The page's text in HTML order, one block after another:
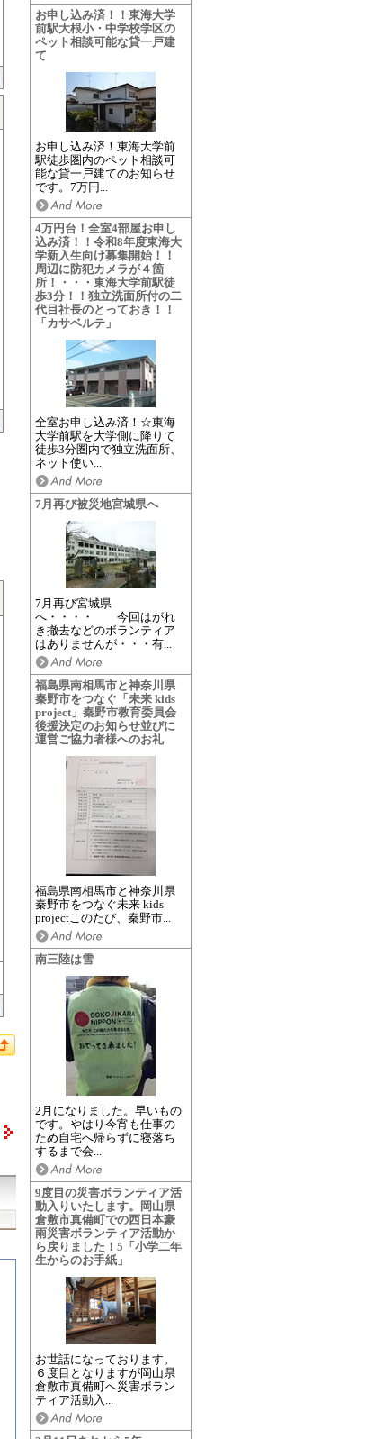
お申し込み済！！東海大学
前駅大根小・中学校学区の
ペット相談可能な貸一戸建
て
お申し込み済！東海大学前
駅徒歩圏内のペット相談可
能な貸一戸建てのお知らせ
です。7万円...
4万円台！全室4部屋お申し
込み済！！令和8年度東海大
学新入生向け募集開始！！
周辺に防犯カメラが４箇
所！・・・東海大学前駅徒
歩3分！！独立洗面所付の二
代目社長のとっておき！！
「カサベルテ」
全室お申し込み済！☆東海
大学前駅を大学側に降りて
徒歩3分圏内で独立洗面所、
ネット使い...
7月再び被災地宮城県へ
7月再び宮城県
へ・・・・ 今回はがれ
き撤去などのボランティア
はありませんが・・・有...
福島県南相馬市と神奈川県
秦野市をつなぐ「未来 kids
project」秦野市教育委員会
後援決定のお知らせ並びに
運営ご協力者様へのお礼
福島県南相馬市と神奈川県
秦野市をつなぐ未来 kids
projectこのたび、秦野市...
南三陸は雪
2月になりました。早いもの
です。やはり今宵も仕事の
ため自宅へ帰らずに寝落ち
するまで会...
9度目の災害ボランティア活
動入りいたします。岡山県
倉敷市真備町での西日本豪
雨災害ボランティア活動か
ら戻りました！5「小学二年
生からのお手紙」
お世話になっております。
６度目となりますが岡山県
倉敷市真備町へ災害ボラン
ティア活動入...